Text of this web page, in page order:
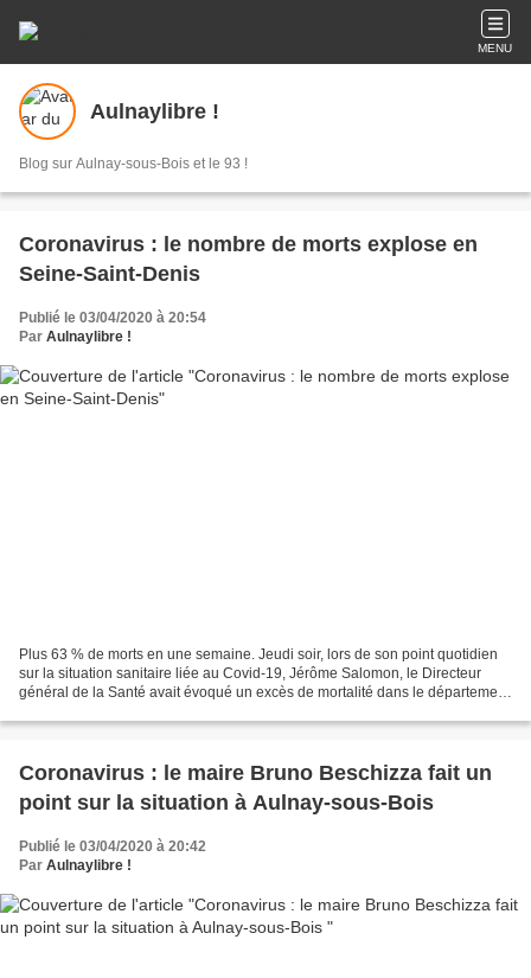
MENU
Aulnaylibre !
Blog sur Aulnay-sous-Bois et le 93 !
Coronavirus : le nombre de morts explose en
Seine-Saint-Denis
Publié le 03/04/2020 à 20:54
Par Aulnaylibre !
Plus 63 % de morts en une semaine. Jeudi soir, lors de son point quotidien
sur la situation sanitaire liée au Covid-19, Jérôme Salomon, le Directeur
général de la Santé avait évoqué un excès de mortalité dans le département
Coronavirus : le maire Bruno Beschizza fait un
point sur la situation à Aulnay-sous-Bois
Publié le 03/04/2020 à 20:42
Par Aulnaylibre !